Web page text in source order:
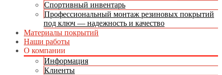
Спортивный инвентарь
Профессиональный монтаж резиновых покрытий
под ключ — надежность и качество
Материалы покрытий
Наши работы
О компании
Информация
Клиенты